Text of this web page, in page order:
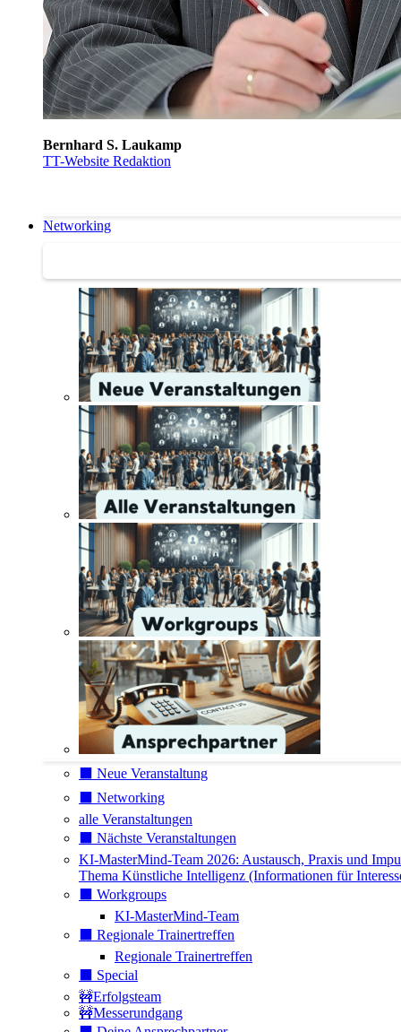
Bernhard S. Laukamp
TT-Website Redaktion
Networking
⬛️ Neue Veranstaltung
⬛️ Networking
alle Veranstaltungen
⬛️ Nächste Veranstaltungen
KI-MasterMind-Team 2026: Austausch, Praxis und
Thema Künstliche Intelligenz (Informationen für
⬛️ Workgroups
KI-MasterMind-Team
⬛️ Regionale Trainertreffen
Regionale Trainertreffen
⬛️ Special
🚧Erfolgsteam
🚧Messerundgang